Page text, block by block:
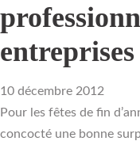
entreprises
10 décembre 2012
Pour les fêtes de fin
concocté une bonne